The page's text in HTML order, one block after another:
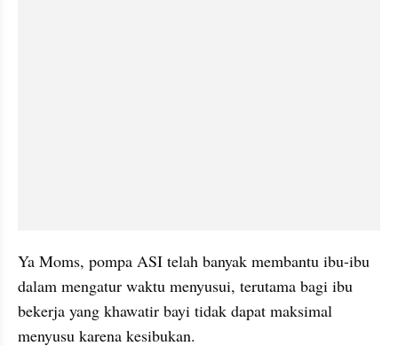
Ya Moms, pompa ASI telah banyak membantu ibu-ibu
dalam mengatur waktu menyusui, terutama bagi ibu
bekerja yang khawatir bayi tidak dapat maksimal
menyusu karena kesibukan.